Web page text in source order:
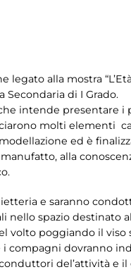
alla mostra
Secondaria di I Grado.
intende presentare
molti elementi
ed è
alla
e saranno
nello spazio
volto poggiando il viso
dovranno
del’attività e